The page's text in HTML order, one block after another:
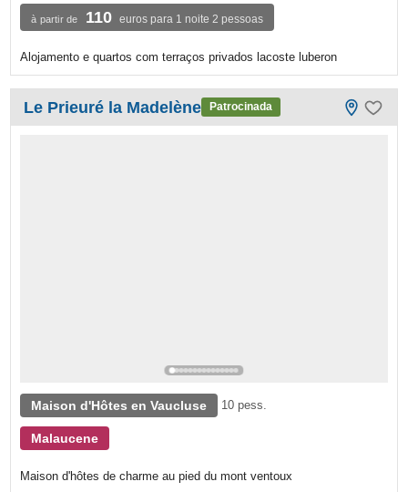
à partir de 110 euros para 1 noite 2 pessoas
Alojamento e quartos com terraços privados lacoste luberon
Le Prieuré la Madelène Patrocinada
Maison d'Hôtes en Vaucluse 10 pess.
Malaucene
Maison d'hôtes de charme au pied du mont ventoux